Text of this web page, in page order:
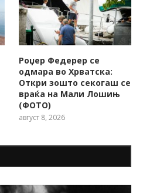
Роџер Федерер се
одмара во Хрватска:
Откри зошто секогаш се
враќа на Мали Лошињ
(ФОТО)
август 8, 2026